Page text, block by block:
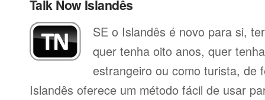
Talk Now Islandês
SE o Islandês é novo para si,
quer tenha oito anos, quer
estrangeiro ou como turista, de
Islandês oferece um método fácil de usar